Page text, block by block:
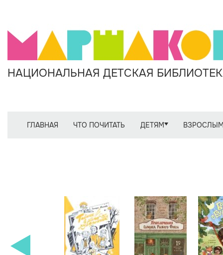
НАЦИОНАЛЬНАЯ ДЕТСКАЯ
ГЛАВНАЯ ЧТО ПОЧИТАТЬ ДЕТЯМ